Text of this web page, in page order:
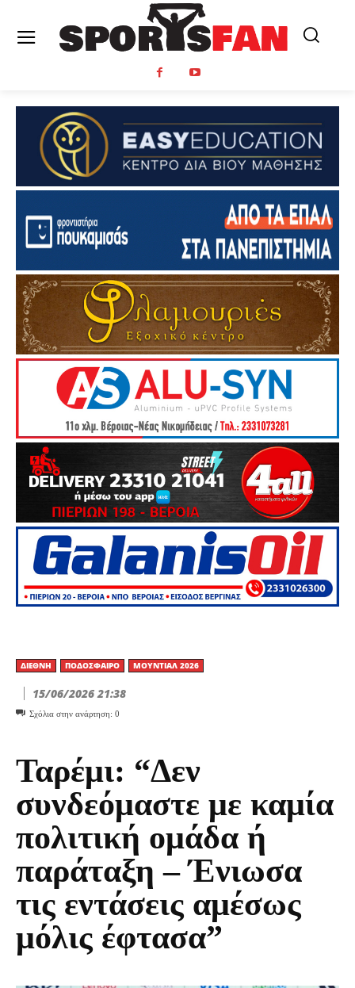
ΔΙΕΘΝΉ ΠΟΔΌΣΦΑΙΡΟ ΜΟΥΝΤΙΆΛ 2026
15/06/2026 21:38
Σχόλια στην ανάρτηση: 0
Ταρέμι: “Δεν
συνδεόμαστε με καμία
πολιτική ομάδα ή
παράταξη – Ένιωσα
τις εντάσεις αμέσως
μόλις έφτασα”